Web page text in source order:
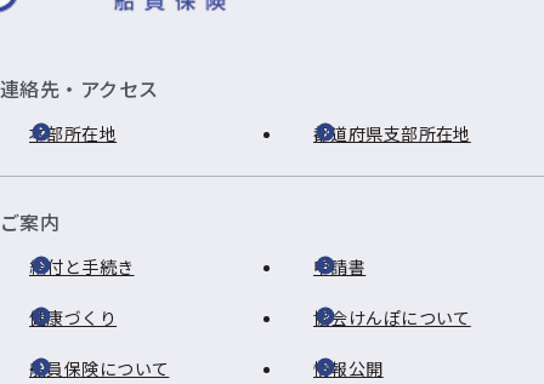
連絡先・アクセス
本部所在地 都道府県支部所在地
ご案内
給付と手続き 申請書
健康づくり 協会けんぽについて
船員保険について 情報公開